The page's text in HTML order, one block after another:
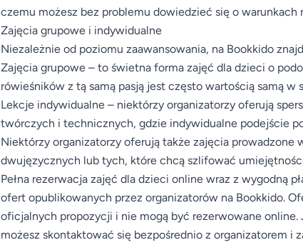
czemu możesz bez problemu dowiedzieć się o warunkach
Zajęcia grupowe i indywidualne
Niezależnie od poziomu zaawansowania, na Bookkido
Zajęcia grupowe – to świetna forma zajęć dla dzieci o
rówieśników z tą samą pasją jest często wartością samą w
Lekcje indywidualne – niektórzy organizatorzy oferują
twórczych i technicznych, gdzie indywidualne podejście
Niektórzy organizatorzy oferują także zajęcia
dwujęzycznych lub tych, które chcą szlifować
Pełna rezerwacja zajęć dla dzieci online wraz z wygodną
ofert opublikowanych przez organizatorów na Bookkido.
oficjalnych propozycji i nie mogą być rezerwowane
możesz skontaktować się bezpośrednio z organizatorem